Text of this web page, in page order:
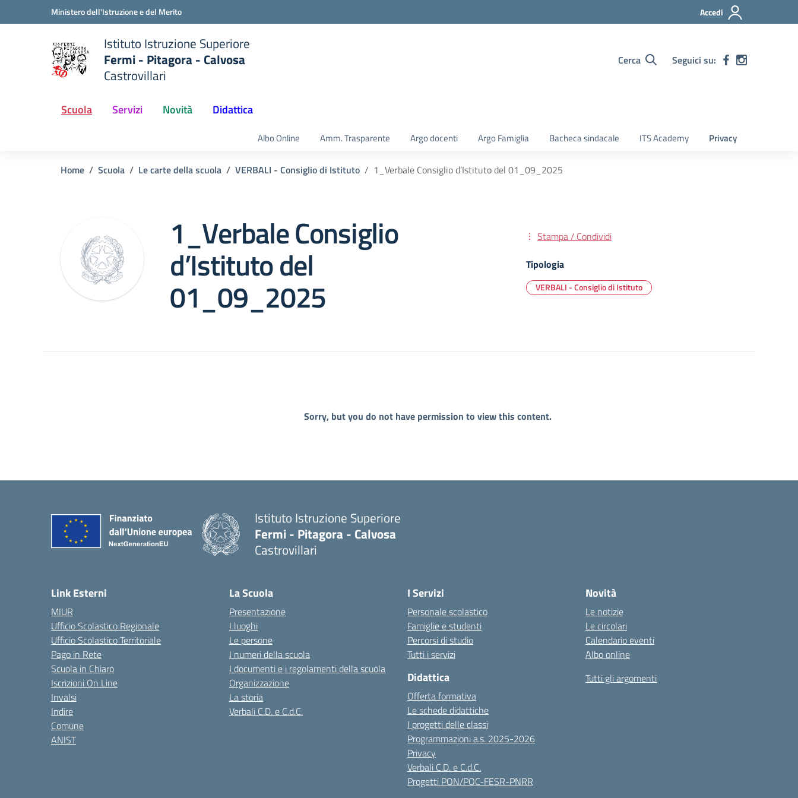
Vai ai contenuti
Vai al menu di navigazioneMinistero dell'Istruzione e del Merito Accedi
Istituto Istruzione Superiore
Fermi - Pitagora - Calvosa
Castrovillari
Cerca Seguici su:
Scuola Servizi Novità Didattica
Albo Online Amm. Trasparente Argo docenti Argo Famiglia Bacheca sindacale ITS Academy Privacy
Home Scuola Le carte della scuola VERBALI - Consiglio di Istituto 1_Verbale Consiglio d’Istituto del 01_09_2025
1_Verbale Consiglio
d’Istituto del
01_09_2025
Stampa / Condividi
Tipologia
VERBALI - Consiglio di Istituto
Sorry, but you do not have permission to view this content.
Istituto Istruzione Superiore
Fermi - Pitagora - Calvosa
Castrovillari
Link Esterni
MIUR
Ufficio Scolastico Regionale
Ufficio Scolastico Territoriale
Pago in Rete
Scuola in Chiaro
Iscrizioni On Line
Invalsi
Indire
Comune
ANIST
La Scuola
Presentazione
I luoghi
Le persone
I numeri della scuola
I documenti e i regolamenti della scuola
Organizzazione
La storia
Verbali C.D. e C.d.C.
I Servizi
Personale scolastico
Famiglie e studenti
Percorsi di studio
Tutti i servizi
Didattica
Offerta formativa
Le schede didattiche
I progetti delle classi
Programmazioni a.s. 2025-2026
Privacy
Verbali C.D. e C.d.C.
Progetti PON/POC-FESR-PNRR
Novità
Le notizie
Le circolari
Calendario eventi
Albo online
Tutti gli argomenti